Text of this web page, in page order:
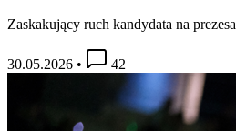
Zaskakujący ruch kandydata na prezesa
30.05.2026 • 42